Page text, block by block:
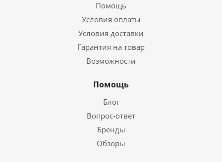
Помощь
Условия оплаты
Условия доставки
Гарантия на товар
Возможности
Помощь
Блог
Вопрос-ответ
Бренды
Обзоры